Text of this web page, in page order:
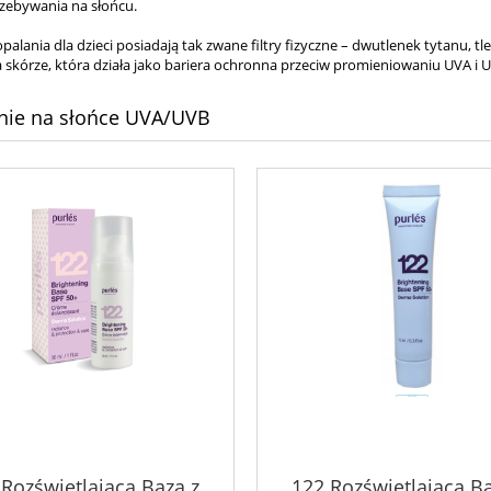
na słońcu.
dla dzieci posiadają tak zwane filtry fizyczne – dwutlenek tytanu,
która działa jako bariera ochronna przeciw promieniowaniu UVA i
na słońce UVA/UVB